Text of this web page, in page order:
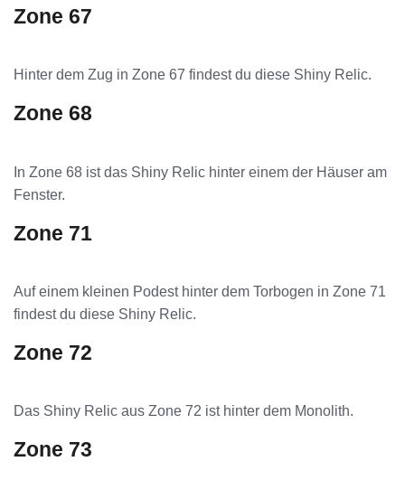
Zone 67
Hinter dem Zug in Zone 67 findest du diese Shiny Relic.
Zone 68
In Zone 68 ist das Shiny Relic hinter einem der Häuser am
Fenster.
Zone 71
Auf einem kleinen Podest hinter dem Torbogen in Zone 71
findest du diese Shiny Relic.
Zone 72
Das Shiny Relic aus Zone 72 ist hinter dem Monolith.
Zone 73